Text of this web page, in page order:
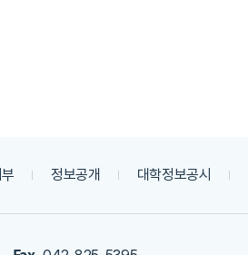
정보공개 대학정보공시